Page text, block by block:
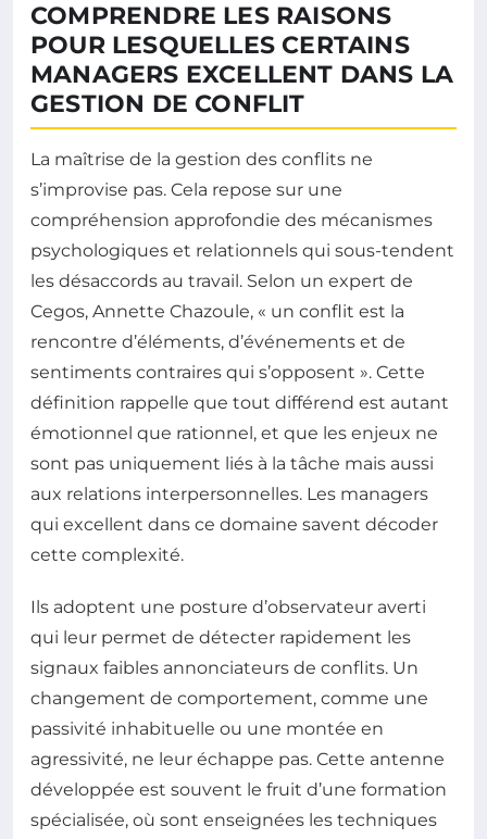
COMPRENDRE LES RAISONS
POUR LESQUELLES CERTAINS
MANAGERS EXCELLENT DANS LA
GESTION DE CONFLIT
La maîtrise de la gestion des conflits ne
s’improvise pas. Cela repose sur une
compréhension approfondie des mécanismes
psychologiques et relationnels qui sous-tendent
les désaccords au travail. Selon un expert de
Cegos, Annette Chazoule, « un conflit est la
rencontre d’éléments, d’événements et de
sentiments contraires qui s’opposent ». Cette
définition rappelle que tout différend est autant
émotionnel que rationnel, et que les enjeux ne
sont pas uniquement liés à la tâche mais aussi
aux relations interpersonnelles. Les managers
qui excellent dans ce domaine savent décoder
cette complexité.
Ils adoptent une posture d’observateur averti
qui leur permet de détecter rapidement les
signaux faibles annonciateurs de conflits. Un
changement de comportement, comme une
passivité inhabituelle ou une montée en
agressivité, ne leur échappe pas. Cette antenne
développée est souvent le fruit d’une formation
spécialisée, où sont enseignées les techniques